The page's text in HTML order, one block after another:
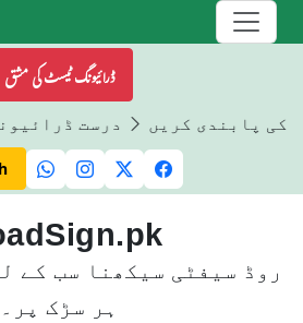
ڈرائیونگ ٹیسٹ کی مشق
کی پابندی کریں درست
روڈ سیفٹی سیکھنا سب کے
ہر سڑک پر۔